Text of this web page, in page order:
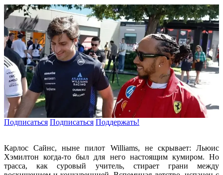
Подписаться Подписаться Поддержать!
Карлос Сайнс, ныне пилот Williams, не скрывает: Льюис
Хэмилтон когда-то был для него настоящим кумиром. Но
трасса, как суровый учитель, стирает грани между